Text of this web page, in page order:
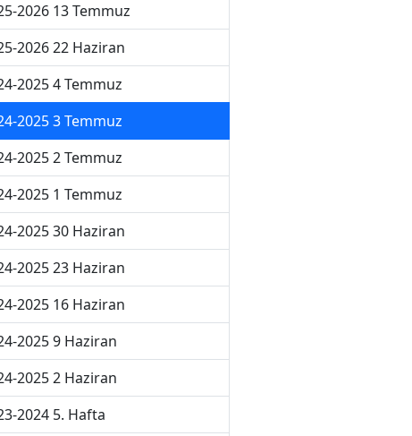
2026 13 Temmuz
2026 22 Haziran
2025 4 Temmuz
2025 3 Temmuz
2025 2 Temmuz
2025 1 Temmuz
2025 30 Haziran
2025 23 Haziran
2025 16 Haziran
2025 9 Haziran
2025 2 Haziran
2024 5. Hafta